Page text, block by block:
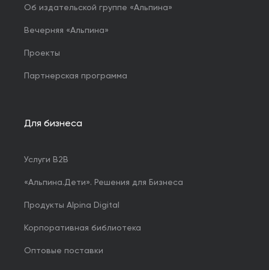
Об издательской группе «Альпина»
Вечерняя «Альпина»
Проекты
Партнерская программа
Для бизнеса
Услуги B2B
«Альпина.Дети». Решения для Бизнеса
Продукты Alpina Digital
Корпоративная библиотека
Оптовые поставки